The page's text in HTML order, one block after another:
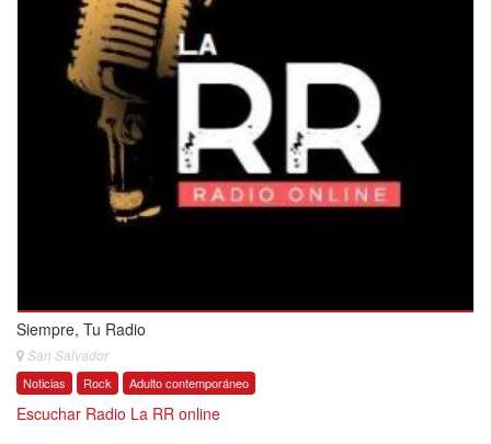
Siempre, Tu Radio
San Salvador
Noticias Rock Adulto contemporáneo
Escuchar Radio La RR online